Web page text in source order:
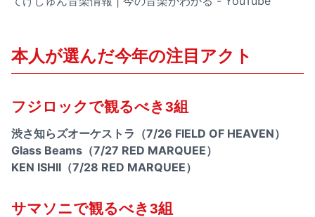
本人が選んだ今年の注目アクト
フジロックで観るべき3組
渋さ知らズオーケストラ（7/26 FIELD OF HEAVEN）
Glass Beams（7/27 RED MARQUEE）
KEN ISHII（7/28 RED MARQUEE）
サマソニで観るべき3組